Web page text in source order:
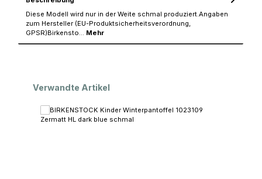
Diese Modell wird nur in der Weite schmal produziert.Angaben
zum Hersteller (EU-Produktsicherheitsverordnung,
GPSR)Birkensto… Mehr
Produktgalerie überspringen
Verwandte Artikel